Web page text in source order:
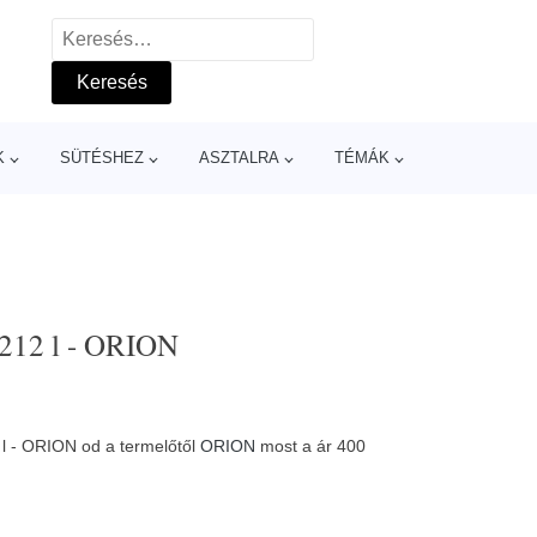
Keresés:
SÜTÉSHEZ ASZTALRA TÉMÁK
l - ORION
l - ORION od a termelőtőlORION most a ár 400